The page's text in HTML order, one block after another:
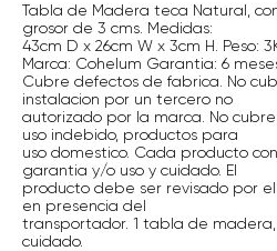
Tabla de Madera teca Natural,
grosor de 3 cms. Medidas:
43cm D x 26cm W x 3cm H. Peso:
Marca: Cohelum Garantia: 6
Cubre defectos de fabrica. No
instalacion por un tercero no
autorizado por la marca. No
uso indebido, productos para
uso domestico. Cada producto
garantia y/o uso y cuidado. El
producto debe ser revisado por
en presencia del
transportador. 1 tabla de madera,
cuidado.